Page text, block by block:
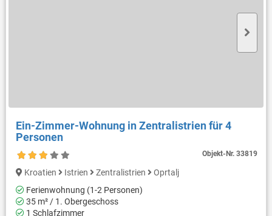
Ein-Zimmer-Wohnung in Zentralistrien für 4
Personen
Objekt-Nr.33819
Kroatien Istrien Zentralistrien
Oprtalj
Ferienwohnung (1-2 Personen)
35 m² / 1. Obergeschoss
1 Schlafzimmer